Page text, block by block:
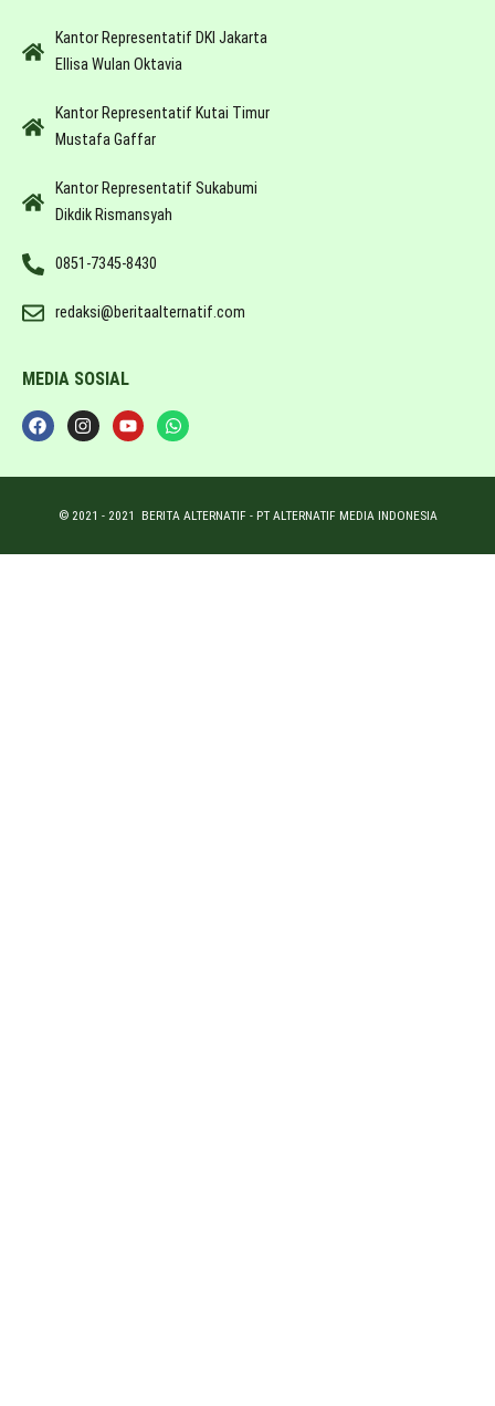
Kantor Representatif DKI Jakarta
Ellisa Wulan Oktavia
Kantor Representatif Kutai Timur
Mustafa Gaffar
Kantor Representatif Sukabumi
Dikdik Rismansyah
0851-7345-8430
redaksi@beritaalternatif.com
MEDIA SOSIAL
© 2021 - 2021 BERITA ALTERNATIF - PT ALTERNATIF MEDIA INDONESIA